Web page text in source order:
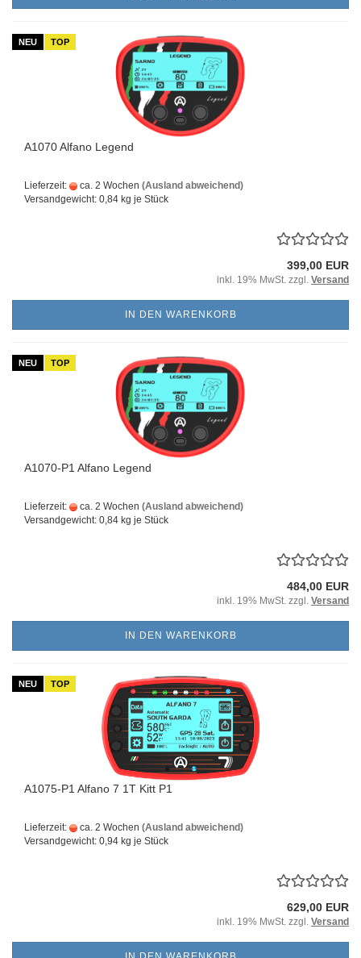
NEU TOP
A1070 Alfano Legend
Lieferzeit: ca. 2 Wochen (Ausland abweichend)
Versandgewicht: 0,84 kg je Stück
399,00 EUR
inkl. 19% MwSt. zzgl. Versand
IN DEN WARENKORB
NEU TOP
A1070-P1 Alfano Legend
Lieferzeit: ca. 2 Wochen (Ausland abweichend)
Versandgewicht: 0,84 kg je Stück
484,00 EUR
inkl. 19% MwSt. zzgl. Versand
IN DEN WARENKORB
NEU TOP
A1075-P1 Alfano 7 1T Kitt P1
Lieferzeit: ca. 2 Wochen (Ausland abweichend)
Versandgewicht: 0,94 kg je Stück
629,00 EUR
inkl. 19% MwSt. zzgl. Versand